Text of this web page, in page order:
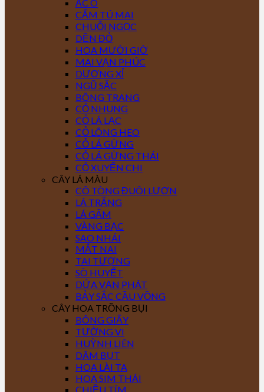
ẮC Ó
CẨM TÚ MAI
CHUỖI NGỌC
DỀN ĐỎ
HOA MƯỜI GIỜ
MAI VẠN PHÚC
DƯƠNG XỈ
NGŨ SẮC
BÔNG TRANG
CỎ NHUNG
CỎ LÁ LẠC
CỎ LÔNG HEO
CỎ LÁ GỪNG
CỎ LÁ GỪNG THÁI
CỎ XUYẾN CHI
CÂY LÁ MÀU
CÔ TÒNG ĐUÔI LƯƠN
LÁ TRẮNG
LÁ GẤM
VÀNG BẠC
SAO NHÁI
MẮT NAI
TAI TƯỢNG
SÒ HUYẾT
DỨA VẠN PHÁT
BẢY SẮC CẦU VỒNG
CÂY HOA TRỒNG BỤI
BÔNG GIẤY
TƯỜNG VI
HUỲNH LIÊN
DÂM BỤT
HOA LÀI TA
HOA SIM THÁI
CHIỀU TÍM